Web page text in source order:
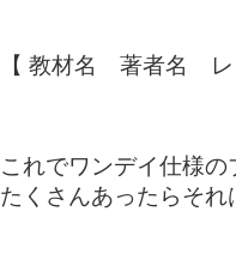
【 教材名 著者名
これでワンデイ仕様の
たくさんあったらそ